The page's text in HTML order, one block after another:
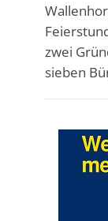
zwei
sieben